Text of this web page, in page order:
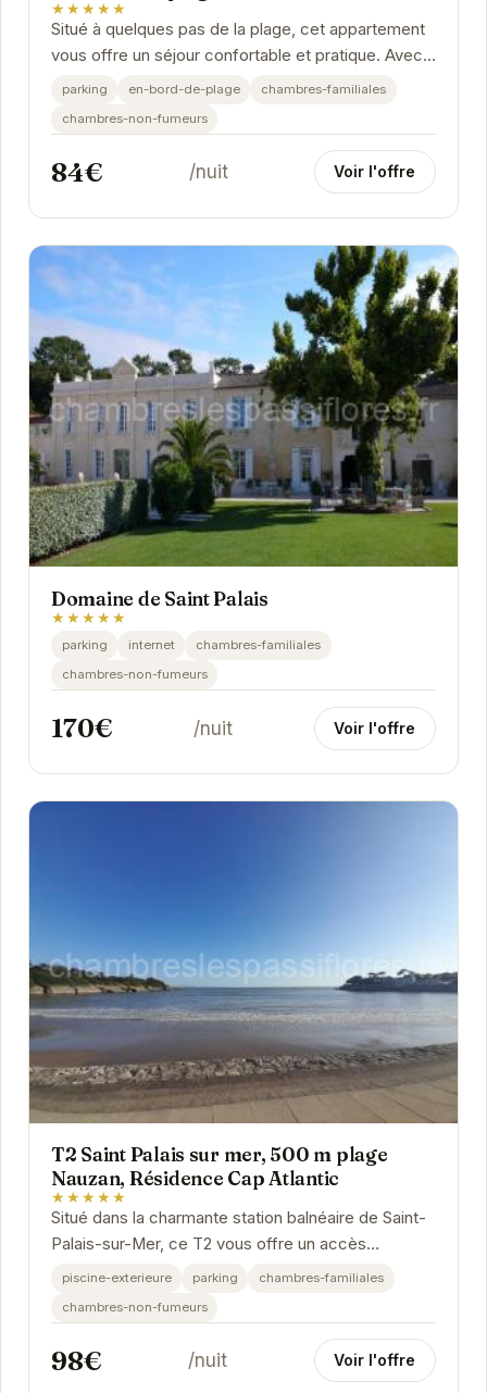
★★★★★
Situé à quelques pas de la plage, cet appartement
vous offre un séjour confortable et pratique. Avec
ses chambres familiales et non-fumeurs,...
parking en-bord-de-plage
chambres-familiales
chambres-non-fumeurs
84€ /nuit Voir l'offre
Domaine de Saint Palais
★★★★★
parking internet
chambres-familiales
chambres-non-fumeurs
170€ /nuit Voir l'offre
T2 Saint Palais sur mer, 500 m plage
Nauzan, Résidence Cap Atlantic
★★★★★
Situé dans la charmante station balnéaire de Saint-
Palais-sur-Mer, ce T2 vous offre un accès
privilégié à la plage de Nauzan. La résidence Cap...
piscine-exterieure parking
chambres-familiales
chambres-non-fumeurs
98€ /nuit Voir l'offre